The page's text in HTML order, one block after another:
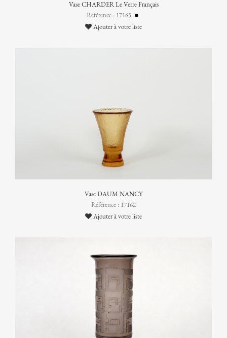
Vase CHARDER Le Verre Français
Référence : 17165
Ajouter à votre liste
Vase DAUM NANCY
Référence : 17162
Ajouter à votre liste